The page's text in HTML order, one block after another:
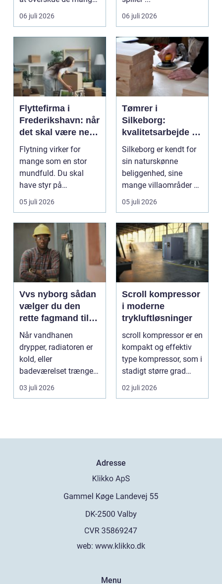
gul...
06 juli 2026 06 juli 2026
Flyttefirma i
Frederikshavn: når
det skal være nemt
at komme videre
Flytning virker for
mange som en stor
mundfuld. Du skal
have styr på
nedpakning, tunge
05 juli 2026
Tømrer i
Silkeborg:
kvalitetsarbejde til
overkommelige
priser
Silkeborg er kendt for
sin naturskønne
beliggenhed, sine
mange villaområder og
en bland...
05 juli 2026
Vvs nyborg sådan
vælger du den
rette fagmand til
opgaven
Når vandhanen
drypper, radiatoren er
kold, eller
badeværelset trænger
til en gennemgribende
03 juli 2026
Scroll kompressor
i moderne
trykluftløsninger
scroll kompressor er en
kompakt og effektiv
type kompressor, som i
stadigt større grad
vælges til an...
02 juli 2026
Adresse
web: www.klikko.dk
Menu